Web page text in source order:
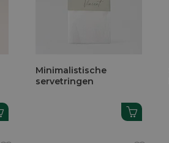
Minimalistische
servetringen